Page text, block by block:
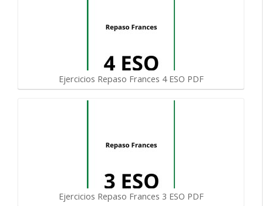
Ejercicios Repaso Frances 4 ESO PDF
Ejercicios Repaso Frances 3 ESO PDF